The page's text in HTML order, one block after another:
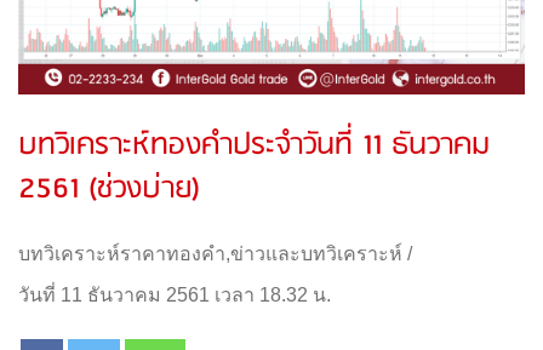
บทวิเคราะห์ทองคำประจำวันที่ 11 ธันวาคม
2561 (ช่วงบ่าย)
บทวิเคราะห์ราคาทองคำ,ข่าวและบทวิเคราะห์ /
วันที่ 11 ธันวาคม 2561 เวลา 18.32 น.